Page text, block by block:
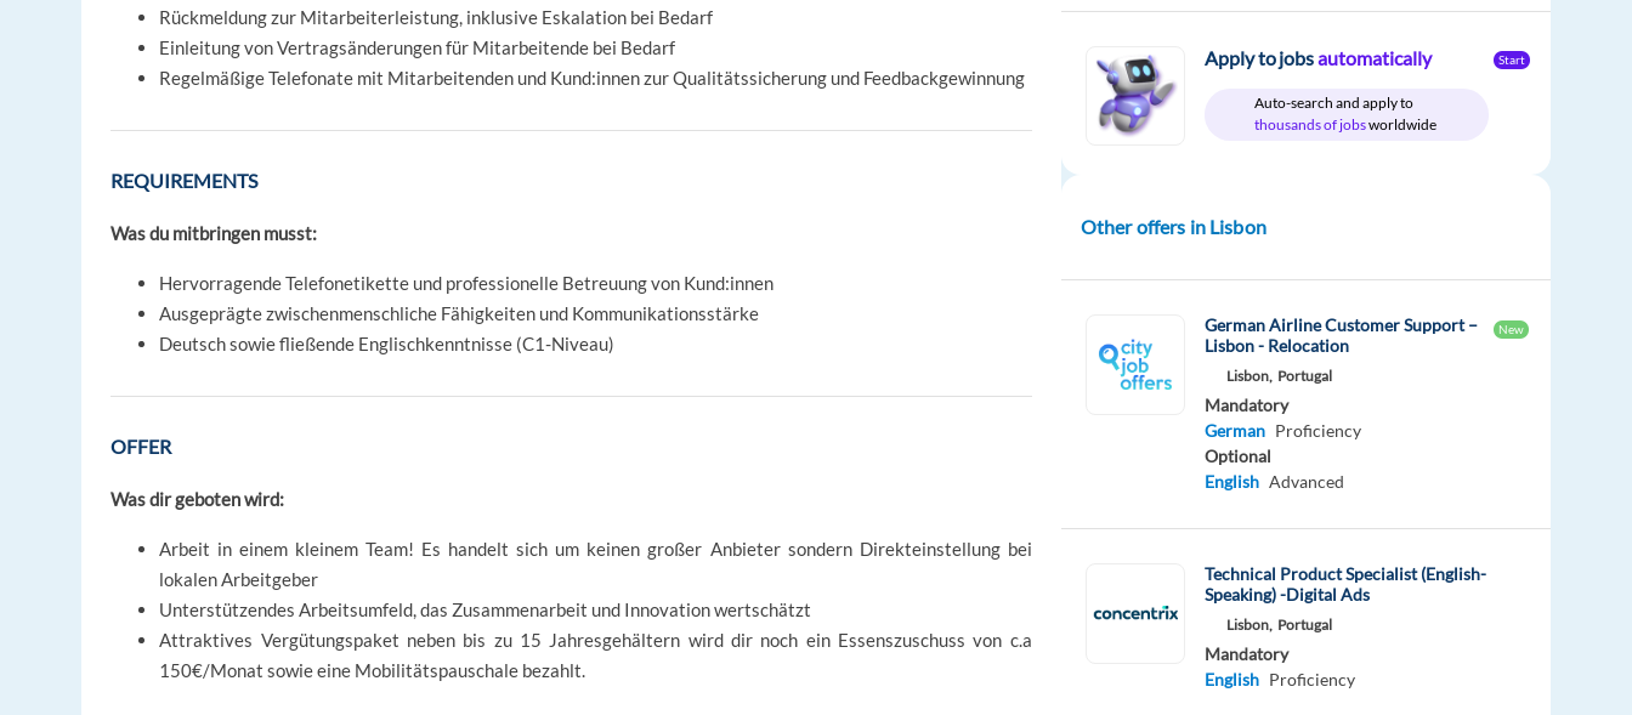
Rückmeldung zur Mitarbeiterleistung, inklusive Eskalation bei Bedarf
Einleitung von Vertragsänderungen für Mitarbeitende bei Bedarf
Regelmäßige Telefonate mit Mitarbeitenden und Kund:innen zur Qualitätssicherung und Feedbackgewinnung
REQUIREMENTS
Was du mitbringen musst:
Hervorragende Telefonetikette und professionelle Betreuung von Kund:innen
Ausgeprägte zwischenmenschliche Fähigkeiten und Kommunikationsstärke
Deutsch sowie fließende Englischkenntnisse (C1-Niveau)
OFFER
Was dir geboten wird:
Arbeit in einem kleinem Team! Es handelt sich um keinen großer Anbieter sondern Direkteinstellung bei
lokalen Arbeitgeber
Unterstützendes Arbeitsumfeld, das Zusammenarbeit und Innovation wertschätzt
Attraktives Vergütungspaket neben bis zu 15 Jahresgehältern wird dir noch ein Essenszuschuss von c.a
150€/Monat sowie eine Mobilitätspauschale bezahlt.
Apply to jobsautomatically
Auto-search and apply to
thousands of jobsworldwide
Start
Other offers in Lisbon
German Airline Customer Support –
Lisbon - Relocation
New
Lisbon, Portugal
Mandatory
German Proficiency
Optional
English Advanced
Technical Product Specialist (English-
Speaking) -Digital Ads
Lisbon, Portugal
Mandatory
English Proficiency